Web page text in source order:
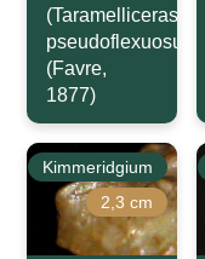
(Taramelliceras)
pseudoflexuosum
(Favre,
1877)
Kimmeridgium
2,3 cm